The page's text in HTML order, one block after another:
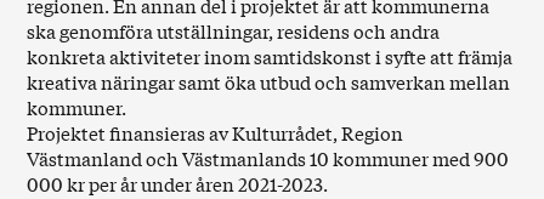
ska genomföra utställningar, residens och andra
konkreta aktiviteter inom samtidskonst i syfte att främja
kreativa näringar samt öka utbud och samverkan mellan
kommuner.
Projektet finansieras av Kulturrådet, Region
Västmanland och Västmanlands 10 kommuner med 900
000 kr per år under åren 2021-2023.